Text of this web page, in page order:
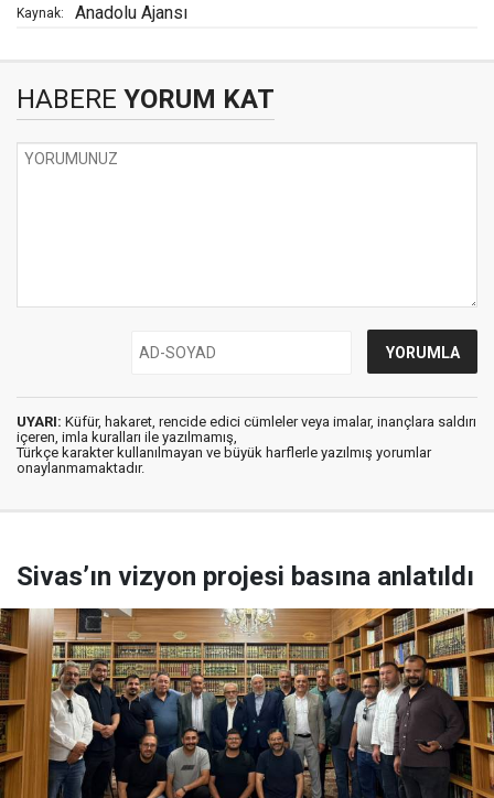
Kaynak: Anadolu Ajansı
HABERE YORUM KAT
UYARI: Küfür, hakaret, rencide edici cümleler veya imalar, inançlara saldırı
içeren, imla kuralları ile yazılmamış,
Türkçe karakter kullanılmayan ve büyük harflerle yazılmış yorumlar
onaylanmamaktadır.
Sivas’ın vizyon projesi basına anlatıldı